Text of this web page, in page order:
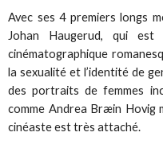
Avec ses 4 premiers longs
Johan Haugerud, qui
cinématographique
la sexualité et l’identité de
des portraits de femmes
comme Andrea Bræin Hovig
cinéaste est très attaché.